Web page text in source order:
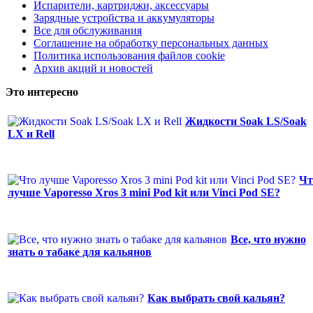
Испарители, картриджи, аксессуары
Зарядные устройства и аккумуляторы
Все для обслуживания
Соглашение на обработку персональных данных
Политика использования файлов cookie
Архив акций и новостей
Это интересно
Жидкости Soak LS/Soak
LX и Rell
лучше Vaporesso Xros 3 mini Pod kit или Vinci Pod SE?
Все, что нужно
знать о табаке для кальянов
Как выбрать свой кальян?